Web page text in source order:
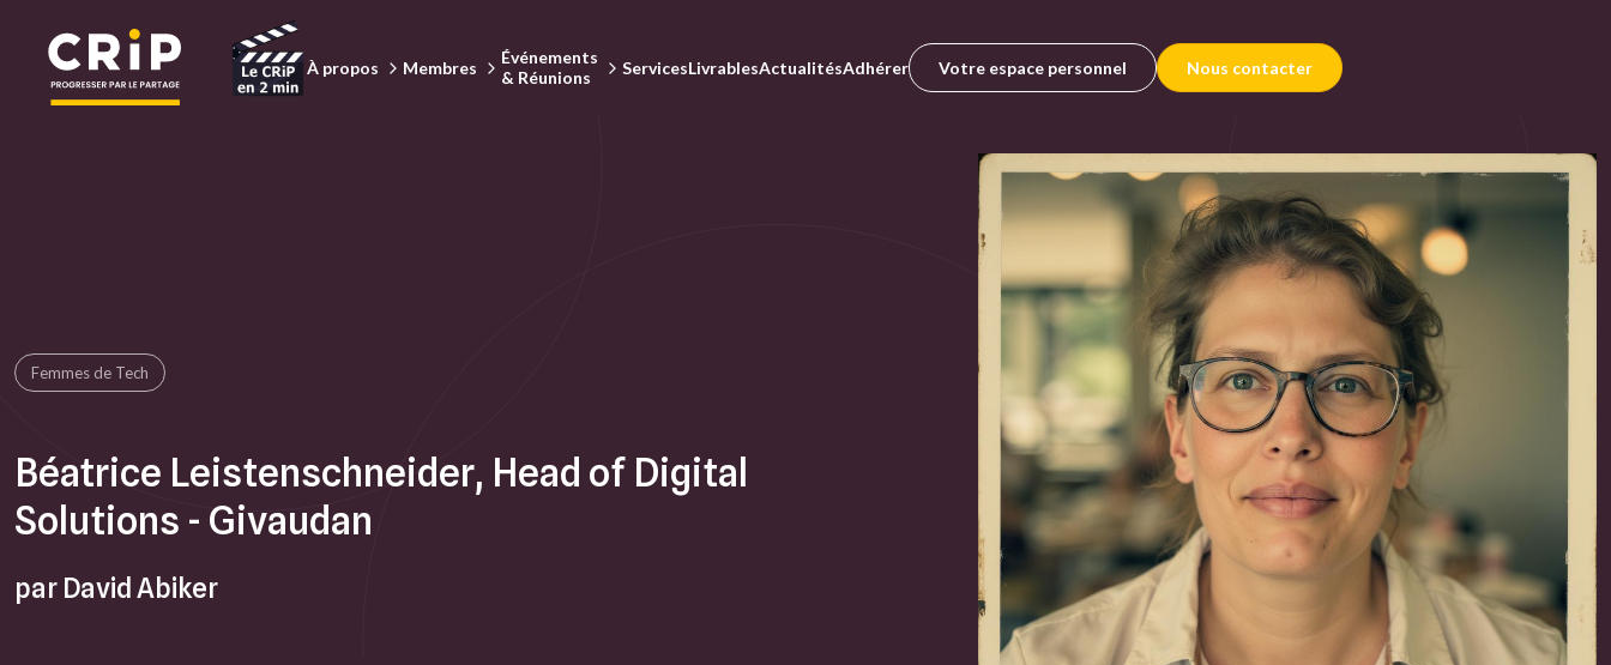
À propos Membres
Événements
& Réunions
ServicesLivrablesActualitésAdhérer Votre espace personnel Nous contacter
Femmes de Tech
Béatrice Leistenschneider, Head of Digital
Solutions - Givaudan
par David Abiker